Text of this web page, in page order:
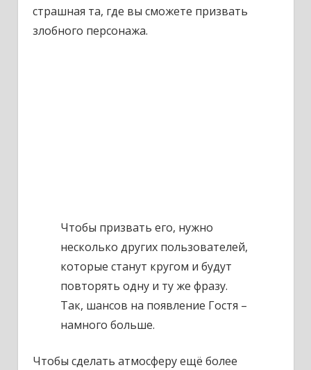
страшная та, где вы сможете призвать
злобного персонажа.
Чтобы призвать его, нужно
несколько других пользователей,
которые станут кругом и будут
повторять одну и ту же фразу.
Так, шансов на появление Гостя –
намного больше.
Чтобы сделать атмосферу ещё более